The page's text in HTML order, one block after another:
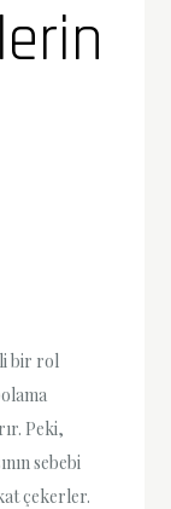
bir rol
Peki,
sebebi
çekerler.